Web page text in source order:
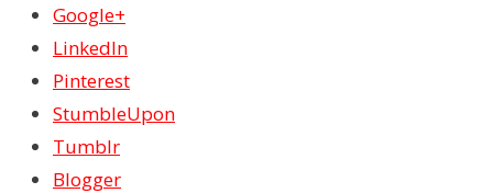
Google+
LinkedIn
Pinterest
StumbleUpon
Tumblr
Blogger